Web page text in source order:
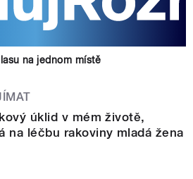
na jednom místě
úklid v mém životě,
na léčbu rakoviny mladá žena